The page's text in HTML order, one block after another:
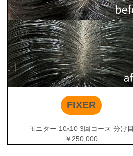
FIXER
モニター 10x10 3回コース 分け目
￥250,000